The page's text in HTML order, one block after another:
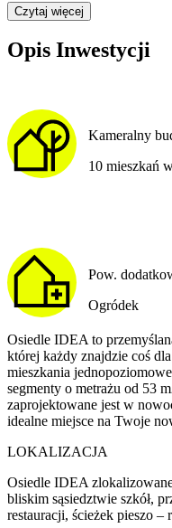
Czytaj więcej
Opis Inwestycji
Kameralny
10 mieszkań
Pow.
Ogródek
Osiedle IDEA to
której każdy znajdzie coś
mieszkania
segmenty o metrażu od 53
zaprojektowane jest w
idealne miejsce na Twoje
LOKALIZACJA
Osiedle IDEA
bliskim sąsiedztwie szkół,
restauracji, ścieżek pieszo –